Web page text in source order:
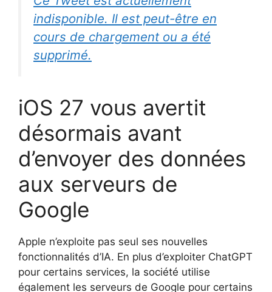
indisponible. Il est peut-être en
cours de chargement ou a été
supprimé.
iOS 27 vous avertit
désormais avant
d’envoyer des données
aux serveurs de
Google
Apple n’exploite pas seul ses nouvelles
fonctionnalités d’IA. En plus d’exploiter ChatGPT
pour certains services, la société utilise
également les serveurs de Google pour certains